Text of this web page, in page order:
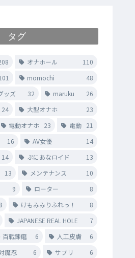
タグ
オナホール
110
momochi
48
ッズ
32 maruku
26
24 大型オナホ
23
電動オナホ 23 電動 21
16 AV女優
14
14 ぷにあなロイド
13
13 メンテナンス
10
9 ローター
8
8 けもみみりふれっ！
8
JAPANESE REAL HOLE
7
百戦錬磨 6 人工皮膚
6
魔忍 6 サプリ
6